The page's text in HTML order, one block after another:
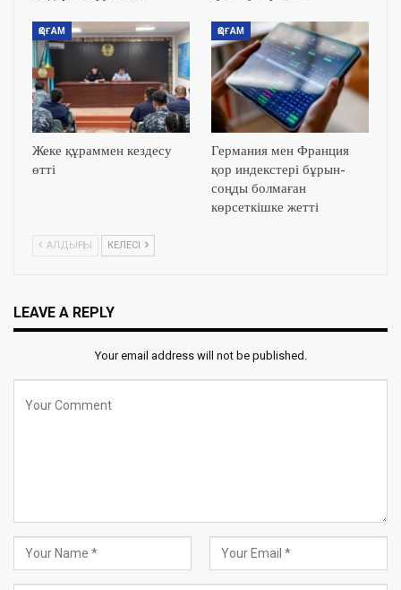
ҚОҒАМ
Жеке құраммен кездесу
өтті
ҚОҒАМ
Германия мен Франция
қор индекстері бұрын-
соңды болмаған
көрсеткішке жетті
АЛДЫҢҒЫ КЕЛЕСІ
LEAVE A REPLY
Your email address will not be published.